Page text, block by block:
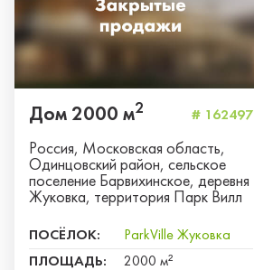
Дом 2000 м2 # 162497
Россия, Московская область,
Одинцовский район, сельское
поселение Барвихинское, деревня
Жуковка, территория Парк Вилл
ПОСЁЛОК:
ParkVille Жуковка
ПЛОЩАДЬ:
2000 м²